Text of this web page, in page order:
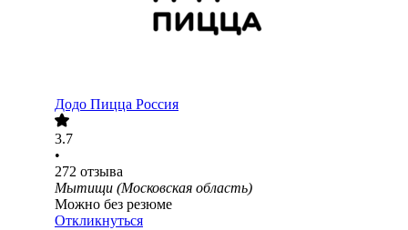
Додо Пицца Россия
3.7
•
272 отзыва
Мытищи (Московская область)
Можно без резюме
Откликнуться